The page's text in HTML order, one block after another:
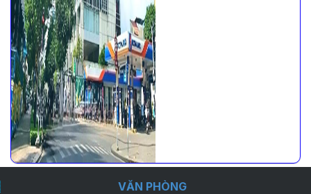
VĂN PHÒNG